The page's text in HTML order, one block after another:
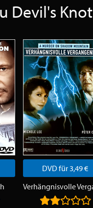
Devil's Knot
DVD für 3,49 €